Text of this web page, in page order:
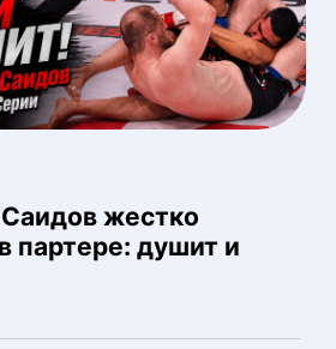
жестко
партере: душит и